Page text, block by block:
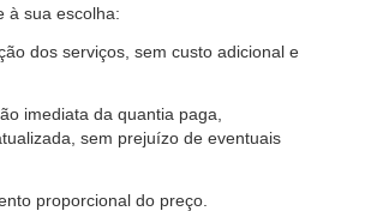
à sua escolha:
dos serviços, sem custo adicional e
imediata da quantia paga,
sem prejuízo de eventuais
proporcional do preço.